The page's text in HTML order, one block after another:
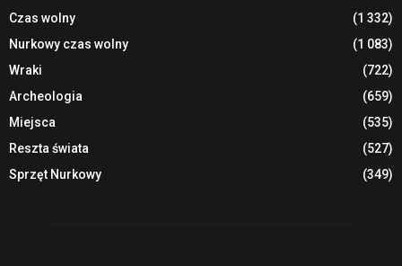
Czas wolny
(1 332)
Nurkowy czas wolny
(1 083)
Wraki
(722)
Archeologia
(659)
Miejsca
(535)
Reszta świata
(527)
Sprzęt Nurkowy
(349)